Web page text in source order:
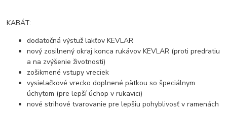
KABÁT:
dodatočná výstuž lakťov KEVLAR
nový zosilnený okraj konca rukávov KEVLAR (proti predratiu
a na zvýšenie životnosti)
zošikmené vstupy vreciek
vysielačkové vrecko doplnené pätkou so špeciálnym
úchytom (pre lepší úchop v rukavici)
nové strihové tvarovanie pre lepšiu pohyblivosť v ramenách